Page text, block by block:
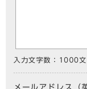
入力文字数： 1000文
メールアドレス（